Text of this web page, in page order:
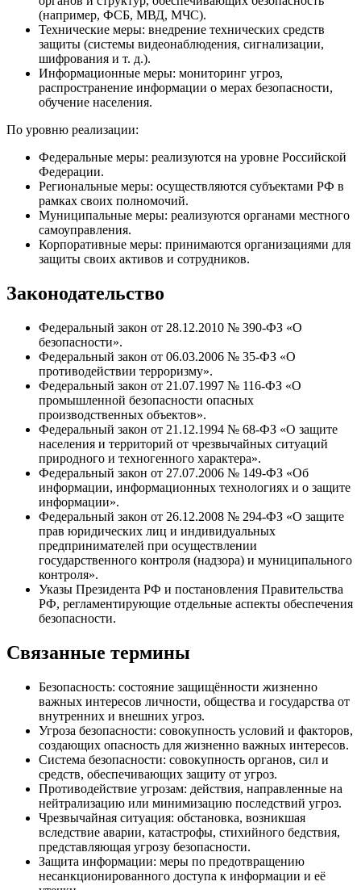
(например, ФСБ, МВД, МЧС).
Технические меры: внедрение технических средств
защиты (системы видеонаблюдения, сигнализации,
шифрования и т. д.).
Информационные меры: мониторинг угроз,
распространение информации о мерах безопасности,
обучение населения.
По уровню реализации:
Федеральные меры: реализуются на уровне Российской
Федерации.
Региональные меры: осуществляются субъектами РФ в
рамках своих полномочий.
Муниципальные меры: реализуются органами местного
самоуправления.
Корпоративные меры: принимаются организациями для
защиты своих активов и сотрудников.
Законодательство
Федеральный закон от 28.12.2010 № 390-ФЗ «О
безопасности».
Федеральный закон от 06.03.2006 № 35-ФЗ «О
противодействии терроризму».
Федеральный закон от 21.07.1997 № 116-ФЗ «О
промышленной безопасности опасных
производственных объектов».
Федеральный закон от 21.12.1994 № 68-ФЗ «О защите
населения и территорий от чрезвычайных ситуаций
природного и техногенного характера».
Федеральный закон от 27.07.2006 № 149-ФЗ «Об
информации, информационных технологиях и о защите
информации».
Федеральный закон от 26.12.2008 № 294-ФЗ «О защите
прав юридических лиц и индивидуальных
предпринимателей при осуществлении
государственного контроля (надзора) и муниципального
контроля».
Указы Президента РФ и постановления Правительства
РФ, регламентирующие отдельные аспекты обеспечения
безопасности.
Связанные термины
Безопасность: состояние защищённости жизненно
важных интересов личности, общества и государства от
внутренних и внешних угроз.
Угроза безопасности: совокупность условий и факторов,
создающих опасность для жизненно важных интересов.
Система безопасности: совокупность органов, сил и
средств, обеспечивающих защиту от угроз.
Противодействие угрозам: действия, направленные на
нейтрализацию или минимизацию последствий угроз.
Чрезвычайная ситуация: обстановка, возникшая
вследствие аварии, катастрофы, стихийного бедствия,
представляющая угрозу безопасности.
Защита информации: меры по предотвращению
несанкционированного доступа к информации и её